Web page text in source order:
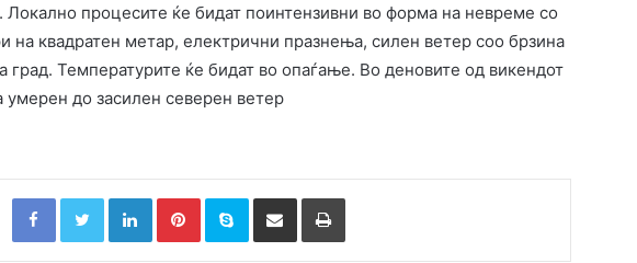
процесите ќе бидат поинтензивни во форма на невреме со
на квадратен метар, електрични празнења, силен ветер соо брзина
град. Температурите ќе бидат во опаѓање. Во деновите од викендот
до засилен северен ветер
FacebookTwitterLinkedInPinterestSkype Сподели преку Е-маил Испринтај